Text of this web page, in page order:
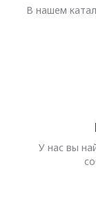
В нашем
У нас вы